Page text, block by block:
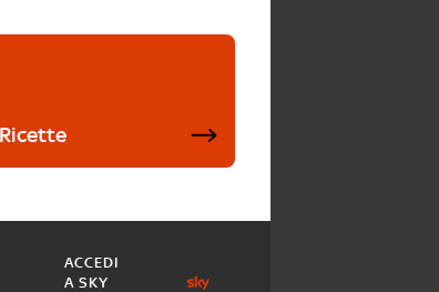
Ricette
ACCEDI
A SKY